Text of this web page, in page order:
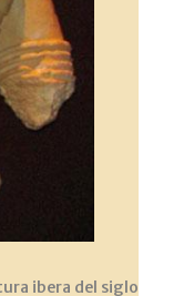
ibera del siglo